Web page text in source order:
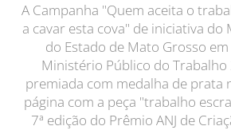
A Campanha "Quem aceita o
a cavar esta cova" de iniciativa
do Estado de Mato Grosso
Ministério Público do Trabalho
premiada com medalha de prata
página com a peça "trabalho
7ª edição do Prêmio ANJ de